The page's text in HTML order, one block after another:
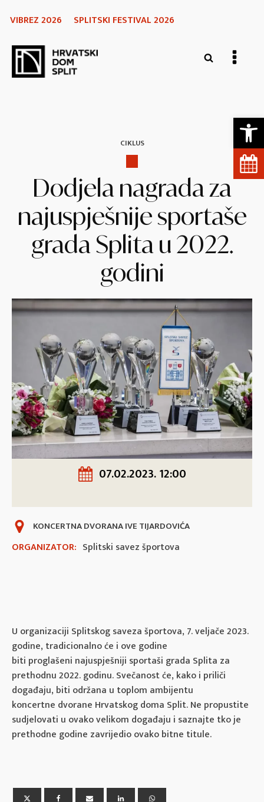
VIBREZ 2026 SPLITSKI FESTIVAL 2026
CIKLUS
Dodjela nagrada za
najuspješnije sportaše
grada Splita u 2022.
godini
07.02.2023. 12:00
ORGANIZATOR: Splitski savez športova
KONCERTNA DVORANA IVE TIJARDOVIĆA
U organizaciji Splitskog saveza športova, 7. veljače 2023.
godine, tradicionalno će i ove godine
biti proglašeni najuspješniji sportaši grada Splita za
prethodnu 2022. godinu. Svečanost će, kako i priliči
događaju, biti održana u toplom ambijentu
koncertne dvorane Hrvatskog doma Split. Ne propustite
sudjelovati u ovako velikom događaju i saznajte tko je
prethodne godine zavrijedio ovako bitne titule.